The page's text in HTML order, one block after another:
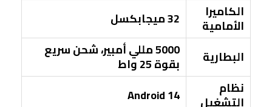
الكاميرا
الأمامية
32 ميجابكسل
البطارية
5000 مللي أمبير، شحن سريع
بقوة 25 واط
نظام
التشغيل
Android 14